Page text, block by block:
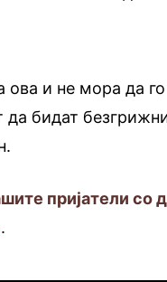
ова и не мора да го
бидат
пријатели со
.